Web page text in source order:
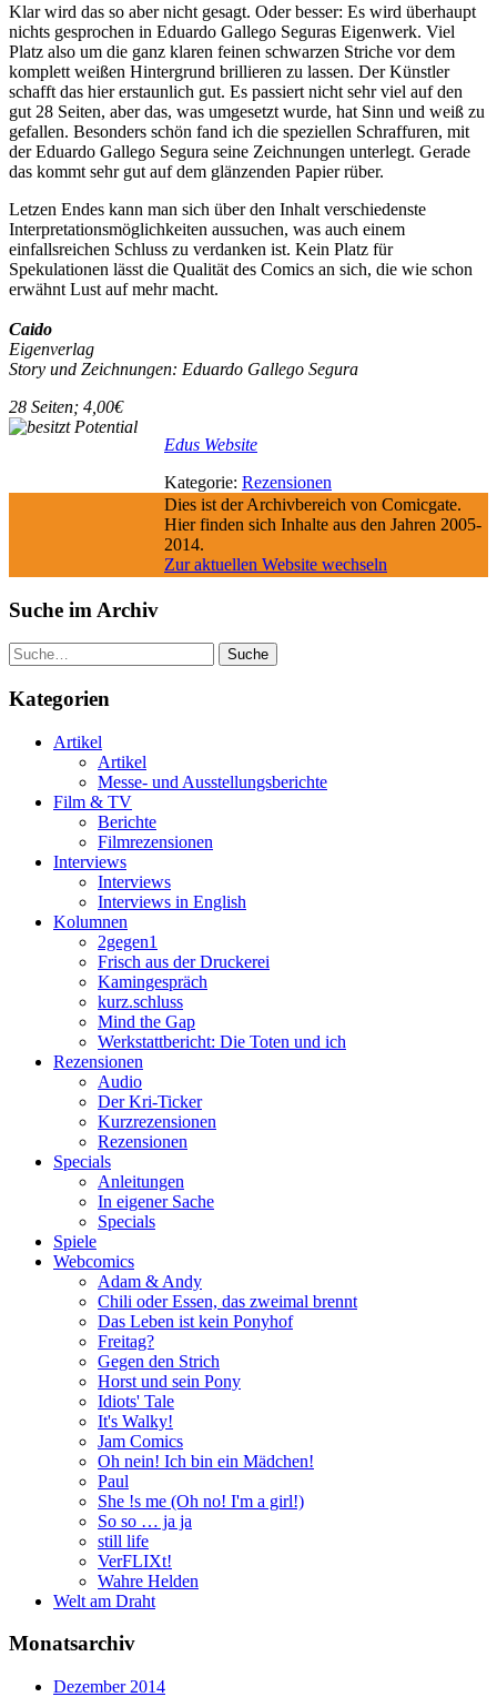
Klar wird das so aber nicht gesagt. Oder besser: Es wird überhaupt
nichts gesprochen in Eduardo Gallego Seguras Eigenwerk. Viel
Platz also um die ganz klaren feinen schwarzen Striche vor dem
komplett weißen Hintergrund brillieren zu lassen. Der Künstler
schafft das hier erstaunlich gut. Es passiert nicht sehr viel auf den
gut 28 Seiten, aber das, was umgesetzt wurde, hat Sinn und weiß zu
gefallen. Besonders schön fand ich die speziellen Schraffuren, mit
der Eduardo Gallego Segura seine Zeichnungen unterlegt. Gerade
das kommt sehr gut auf dem glänzenden Papier rüber.
Letzen Endes kann man sich über den Inhalt verschiedenste
Interpretationsmöglichkeiten aussuchen, was auch einem
einfallsreichen Schluss zu verdanken ist. Kein Platz für
Spekulationen lässt die Qualität des Comics an sich, die wie schon
erwähnt Lust auf mehr macht.
Caido
Eigenverlag
Story und Zeichnungen: Eduardo Gallego Segura
28 Seiten; 4,00€
Edus Website
Kategorie: Rezensionen
Dies ist der Archivbereich von Comicgate.
Hier finden sich Inhalte aus den Jahren 2005-
2014.
Zur aktuellen Website wechseln
Suche im Archiv
Suche
Kategorien
Artikel
Artikel
Messe- und Ausstellungsberichte
Film & TV
Berichte
Filmrezensionen
Interviews
Interviews
Interviews in English
Kolumnen
2gegen1
Frisch aus der Druckerei
Kamingespräch
kurz.schluss
Mind the Gap
Werkstattbericht: Die Toten und ich
Rezensionen
Audio
Der Kri-Ticker
Kurzrezensionen
Rezensionen
Specials
Anleitungen
In eigener Sache
Specials
Spiele
Webcomics
Adam & Andy
Chili oder Essen, das zweimal brennt
Das Leben ist kein Ponyhof
Freitag?
Gegen den Strich
Horst und sein Pony
Idiots' Tale
It's Walky!
Jam Comics
Oh nein! Ich bin ein Mädchen!
Paul
She !s me (Oh no! I'm a girl!)
So so … ja ja
still life
VerFLIXt!
Wahre Helden
Welt am Draht
Monatsarchiv
Dezember 2014